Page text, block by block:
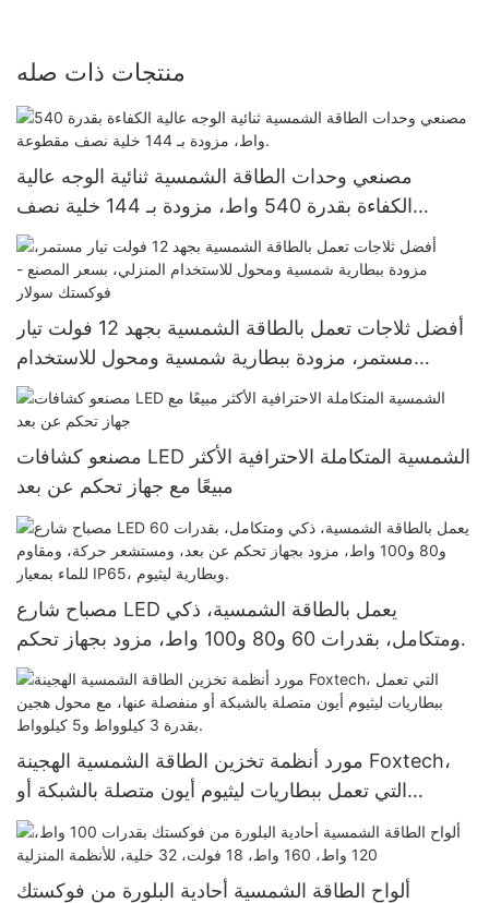
منتجات ذات صله
مصنعي وحدات الطاقة الشمسية ثنائية الوجه عالية
الكفاءة بقدرة 540 واط، مزودة بـ 144 خلية نصف
أفضل ثلاجات تعمل بالطاقة الشمسية بجهد 12 فولت تيار
مستمر، مزودة ببطارية شمسية ومحول للاستخدام
المنزلي، بسعر المصنع - فوكستك سولار
مصنعو كشافات LED الشمسية المتكاملة الاحترافية الأكثر
مبيعًا مع جهاز تحكم عن بعد
مصباح شارع LED يعمل بالطاقة الشمسية، ذكي
ومتكامل، بقدرات 60 و80 و100 واط، مزود بجهاز تحكم
عن بعد، ومستشعر حركة، ومقاوم للماء بمعيار IP65،
وبطارية ليثيوم.
مورد أنظمة تخزين الطاقة الشمسية الهجينة Foxtech،
التي تعمل ببطاريات ليثيوم أيون متصلة بالشبكة أو
منفصلة عنها، مع محول هجين بقدرة 3 كيلوواط و5
ألواح الطاقة الشمسية أحادية البلورة من فوكستك